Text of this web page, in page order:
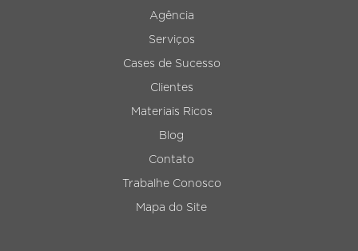
Agência
Serviços
Cases de Sucesso
Clientes
Materiais Ricos
Blog
Contato
Trabalhe Conosco
Mapa do Site